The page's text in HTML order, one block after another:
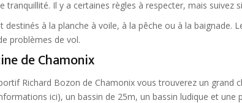
tranquillité. Il y a certaines règles à respecter, mais suivez
destinés à la planche à voile, à la pêche ou à la baignade.
problèmes de vol.
de Chamonix
Richard Bozon de Chamonix vous trouverez un grand
ici), un bassin de 25m, un bassin ludique et